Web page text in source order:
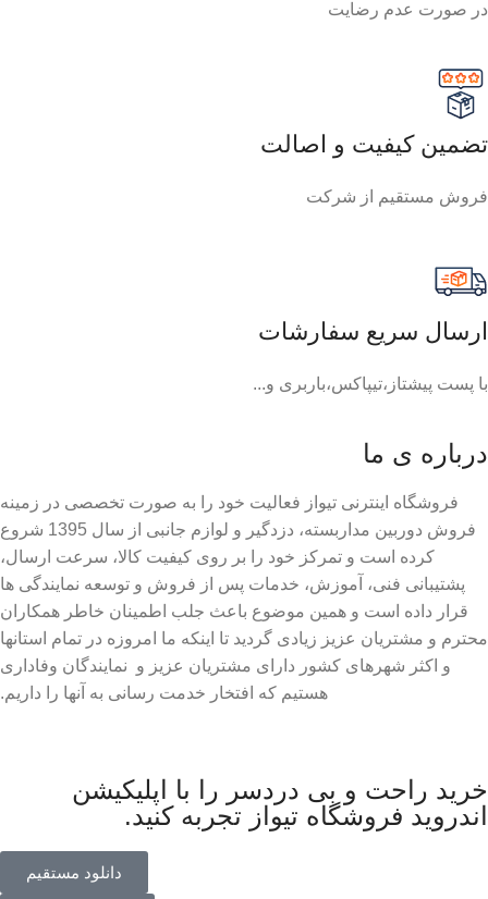
در صورت عدم رضایت
تضمین کیفیت و اصالت
فروش مستقیم از شرکت
ارسال سریع سفارشات
با پست پیشتاز،تیپاکس،باربری و...
درباره ی ما
فروشگاه اینترنی تیواز فعالیت خود را به صورت تخصصی در زمینه
فروش دوربین مداربسته، دزدگیر و لوازم جانبی از سال 1395 شروع
کرده است و تمرکز خود را بر روی کیفیت کالا، سرعت ارسال،
پشتیبانی فنی، آموزش، خدمات پس از فروش و توسعه نمایندگی ها
قرار داده است و همین موضوع باعث جلب اطمینان خاطر همکاران
محترم و مشتریان عزیز زیادی گردید تا اینکه ما امروزه در تمام استانها
و اکثر شهرهای کشور دارای مشتریان عزیز و نمایندگان وفاداری
هستیم که افتخار خدمت رسانی به آنها را داریم.
خرید راحت و بی دردسر را با اپلیکیشن
اندروید فروشگاه تیواز تجربه کنید.
دانلود مستقیم